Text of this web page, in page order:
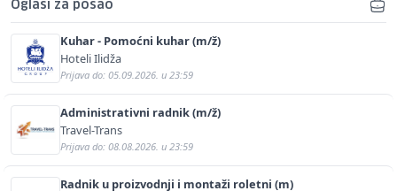
Oglasi za posao
Kuhar - Pomoćni kuhar (m/ž)
Hoteli Ilidža
Prijava do: 05.09.2026. u 23:59
Administrativni radnik (m/ž)
Travel-Trans
Prijava do: 08.08.2026. u 23:59
Radnik u proizvodnji i montaži roletni (m)